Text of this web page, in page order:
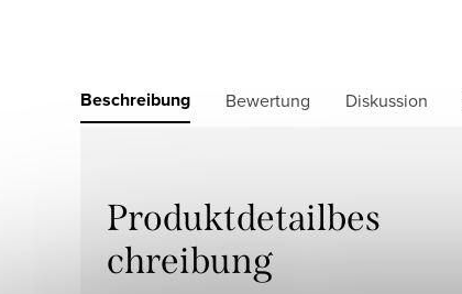
Beschreibung Bewertung Diskussion
Produktdetailbes
chreibung